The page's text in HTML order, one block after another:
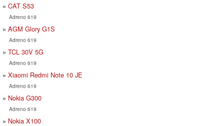
CAT S53
Adreno 619
AGM Glory G1S
Adreno 619
TCL 30V 5G
Adreno 619
Xiaomi Redmi Note 10 JE
Adreno 619
Nokia G300
Adreno 619
Nokia X100